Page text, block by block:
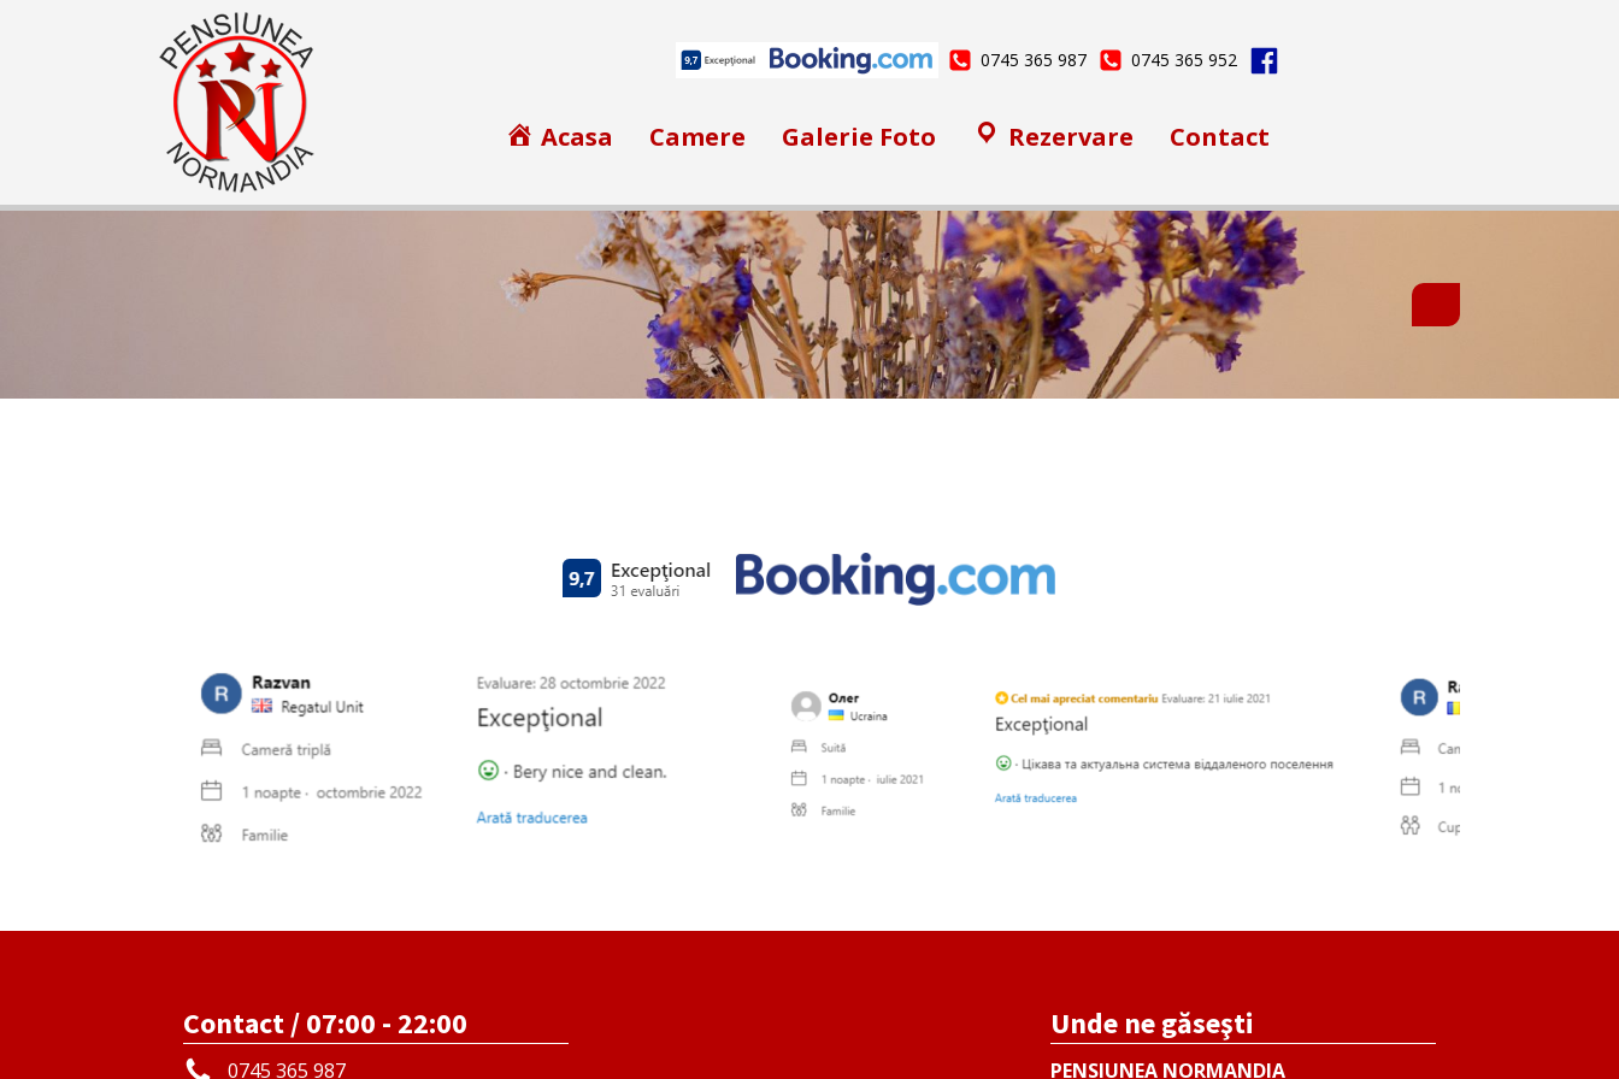
0745 365 987 0745 365 952
Acasa Camere Galerie Foto Rezervare Contact
Contact / 07:00 - 22:00
0745 365 987
Unde ne găseşti
PENSIUNEA NORMANDIA